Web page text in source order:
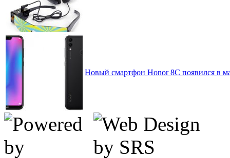
Новый смартфон Honor 8C появился в